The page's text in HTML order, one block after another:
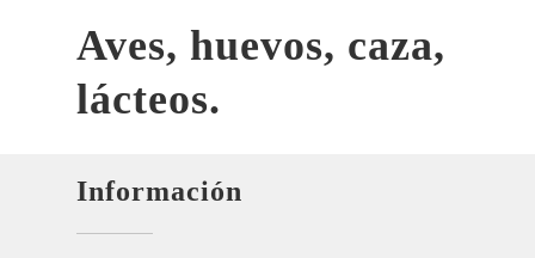
Aves, huevos, caza,
lácteos.
Información